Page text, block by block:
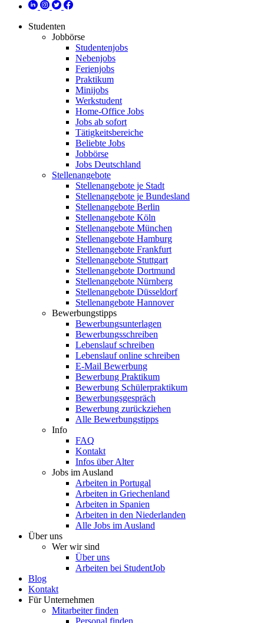
Studenten
Jobbörse
Studentenjobs
Nebenjobs
Ferienjobs
Praktikum
Minijobs
Werkstudent
Home-Office Jobs
Jobs ab sofort
Tätigkeitsbereiche
Beliebte Jobs
Jobbörse
Jobs Deutschland
Stellenangebote
Stellenangebote je Stadt
Stellenangebote je Bundesland
Stellenangebote Berlin
Stellenangebote Köln
Stellenangebote München
Stellenangebote Hamburg
Stellenangebote Frankfurt
Stellenangebote Stuttgart
Stellenangebote Dortmund
Stellenangebote Nürnberg
Stellenangebote Düsseldorf
Stellenangebote Hannover
Bewerbungstipps
Bewerbungsunterlagen
Bewerbungsschreiben
Lebenslauf schreiben
Lebenslauf online schreiben
E-Mail Bewerbung
Bewerbung Praktikum
Bewerbung Schülerpraktikum
Bewerbungsgespräch
Bewerbung zurückziehen
Alle Bewerbungstipps
Info
FAQ
Kontakt
Infos über Alter
Jobs im Ausland
Arbeiten in Portugal
Arbeiten in Griechenland
Arbeiten in Spanien
Arbeiten in den Niederlanden
Alle Jobs im Ausland
Über uns
Wer wir sind
Über uns
Arbeiten bei StudentJob
Blog
Kontakt
Für Unternehmen
Mitarbeiter finden
Personal finden